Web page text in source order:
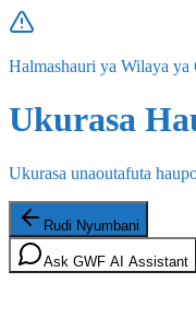
Halmashauri ya Wilaya ya
Ukurasa
Ukurasa unaoutafuta
Rudi Nyumbani
Ask GWF AI Assistant